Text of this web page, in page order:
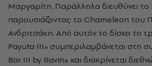
Μαργαρίτη. Παράλληλα διευθύνει
παρουσιάζοντας το Chameleon του
Ανδριτσάκη. Από αυτόν το δίσκο το
Payuta III» συμπεριλαμβάνεται στη
Bar III by Ravin» και διακρίνεται